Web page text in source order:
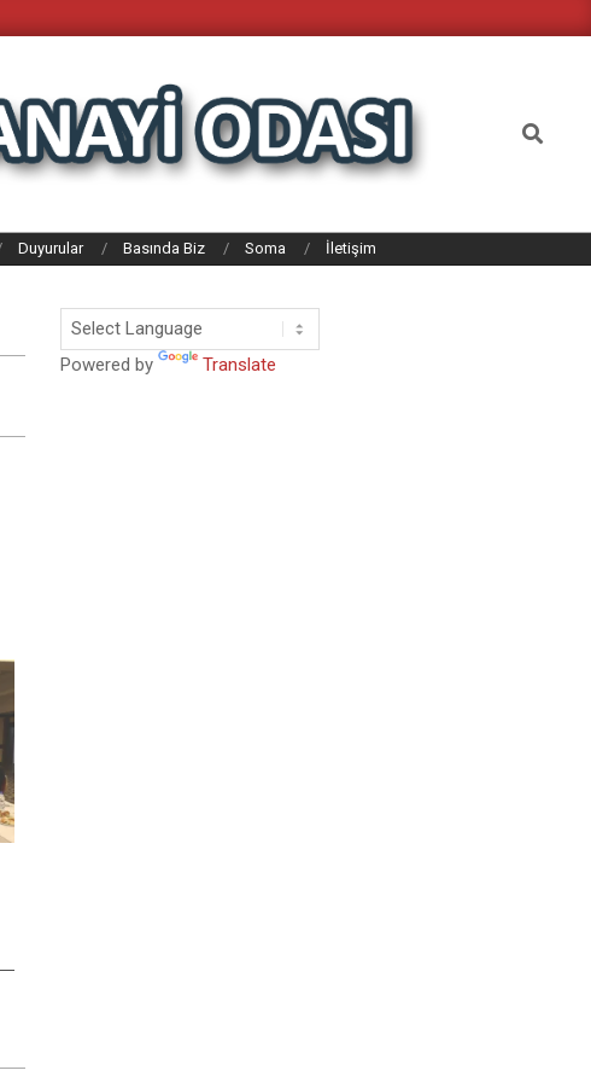
Search
Duyurular Basında Biz Soma İletişim
Powered by Translate